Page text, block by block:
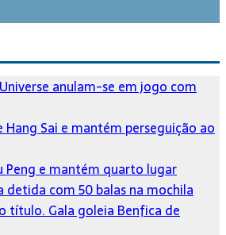
anulam-se em jogo com
Hang Sai e mantém perseguição ao
Peng e mantém quarto lugar
detida com 50 balas na mochila
título. Gala goleia Benfica de